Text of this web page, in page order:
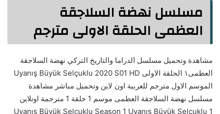
مسلسل نهضة السلاجقة
العظمى الحلقة الاولى مترجم
مشاهدة وتحميل مسلسل الدراما والتاريخ التركي نهضة السلاجقة
العظمى١ الحلقة الاولى Uyanış Büyük Selçuklu 2020 S01 HD
الموسم الاول مترجم للعربية اون لاين وتحميل مباشر مشاهدة
مسلسل نهضة السلاجقة العظمى موسم 1 حلقة 1 مترجمة اونلاين
Uyanış Büyük Selçuklu Season 1 Uyanış Büyük Selçuklu 1